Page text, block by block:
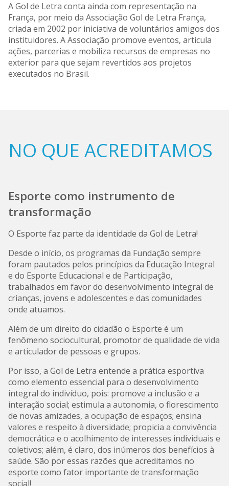
A Gol de Letra conta ainda com representação na
França, por meio da Associação Gol de Letra França,
criada em 2002 por iniciativa de voluntários amigos dos
instituidores. A Associação promove eventos, articula
ações, parcerias e mobiliza recursos de empresas no
exterior para que sejam revertidos aos projetos
executados no Brasil.
NO QUE ACREDITAMOS
Esporte como instrumento de
transformação
O Esporte faz parte da identidade da Gol de Letra!
Desde o início, os programas da Fundação sempre
foram pautados pelos princípios da Educação Integral
e do Esporte Educacional e de Participação,
trabalhados em favor do desenvolvimento integral de
crianças, jovens e adolescentes e das comunidades
onde atuamos.
Além de um direito do cidadão o Esporte é um
fenômeno sociocultural, promotor de qualidade de vida
e articulador de pessoas e grupos.
Por isso, a Gol de Letra entende a prática esportiva
como elemento essencial para o desenvolvimento
integral do indivíduo, pois: promove a inclusão e a
interação social; estimula a autonomia, o florescimento
de novas amizades, a ocupação de espaços; ensina
valores e respeito à diversidade; propicia a convivência
democrática e o acolhimento de interesses individuais e
coletivos; além, é claro, dos inúmeros dos benefícios à
saúde. São por essas razões que acreditamos no
esporte como fator importante de transformação
social!